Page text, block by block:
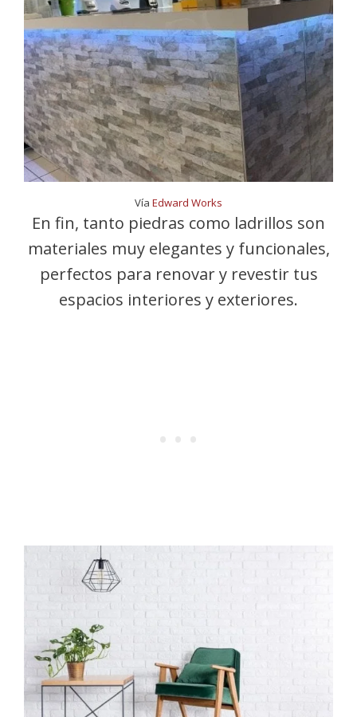
Vía Edward Works
En fin, tanto piedras como ladrillos son
materiales muy elegantes y funcionales,
perfectos para renovar y revestir tus
espacios interiores y exteriores.